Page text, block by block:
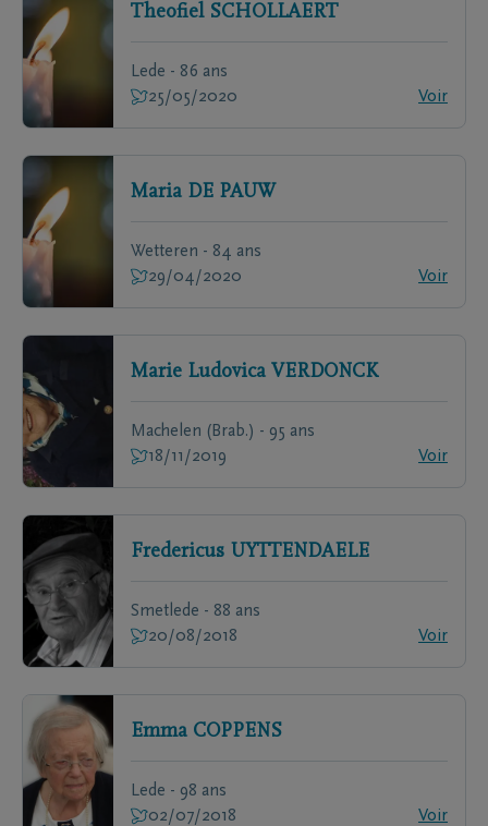
Theofiel SCHOLLAERT
Lede - 86 ans
25/05/2020
Voir
Maria DE PAUW
Wetteren - 84 ans
29/04/2020
Voir
Marie Ludovica VERDONCK
Machelen (Brab.) - 95 ans
18/11/2019
Voir
Fredericus UYTTENDAELE
Smetlede - 88 ans
20/08/2018
Voir
Emma COPPENS
Lede - 98 ans
02/07/2018
Voir